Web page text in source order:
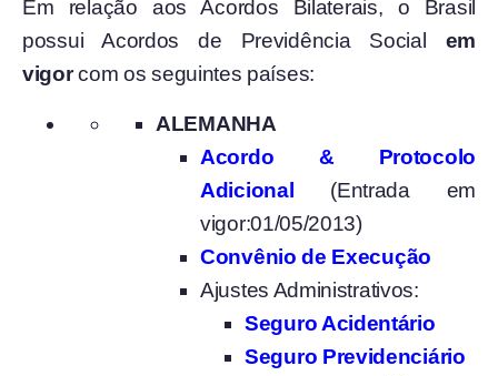
Em relação aos Acordos Bilaterais, o Brasil
possui Acordos de Previdência Social em
vigorcom os seguintes países:
ALEMANHA
Acordo & Protocolo
Adicional
(Entrada em
vigor:01/05/2013)
Convênio de Execução
Ajustes Administrativos:
Seguro Acidentário
Seguro Previdenciário